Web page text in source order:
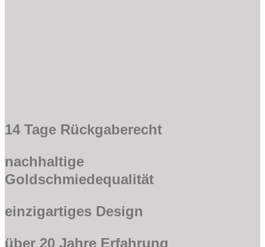
14 Tage Rückgaberecht
nachhaltige
Goldschmiedequalität
einzigartiges Design
über 20 Jahre Erfahrung